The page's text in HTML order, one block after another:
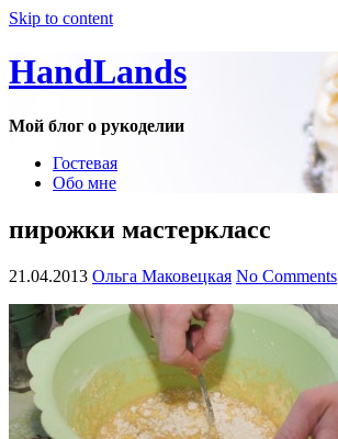
Skip to content
HandLands
Мой блог о рукоделии
Гостевая
Обо мне
пирожки мастеркласс
21.04.2013 Ольга Маковецкая No Comments